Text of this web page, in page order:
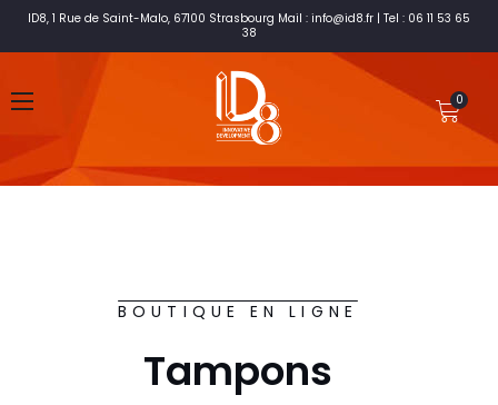
ID8, 1 Rue de Saint-Malo, 67100 Strasbourg Mail : info@id8.fr | Tel : 06 11 53 65
38
BOUTIQUE EN LIGNE
Tampons